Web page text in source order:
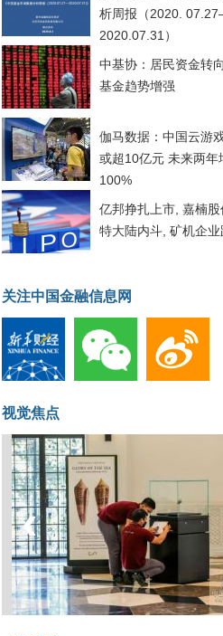
析周报（2020.
2020.07.31）
中基协：居民资金转
基金趋势增强
伽马数据：中国云游
或超10亿元 未来两年
100%
亿邦挣扎上市, 嘉楠
特大陆内斗, 矿机企
关注中国金融信息网
视觉焦点
菲律宾：防疫降级
‹